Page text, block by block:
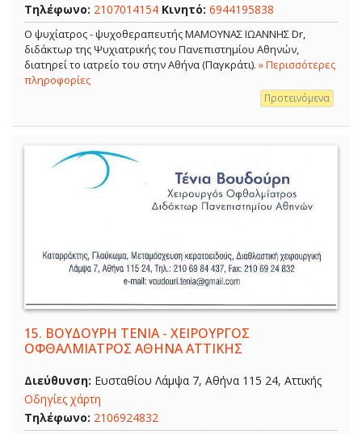
Τηλέφωνο: 2107014154 Κινητό: 6944195838
Ο ψυχίατρος - ψυχοθεραπευτής ΜΑΜΟΥΝΑΣ ΙΩΑΝΝΗΣ Dr,
διδάκτωρ της Ψυχιατρικής του Πανεπιστημίου Αθηνών,
διατηρεί το ιατρείο του στην Αθήνα (Παγκράτι). » Περισσότερες
πληροφορίες
Προτεινόμενα
15. ΒΟΥΔΟΥΡΗ ΤΕΝΙΑ - ΧΕΙΡΟΥΡΓΟΣ
ΟΦΘΑΛΜΙΑΤΡΟΣ ΑΘΗΝΑ ΑΤΤΙΚΗΣ
Διεύθυνση: Ευσταθίου Λάμψα 7, Αθήνα 115 24, Αττικής
Οδηγίες χάρτη
Τηλέφωνο: 2106924832